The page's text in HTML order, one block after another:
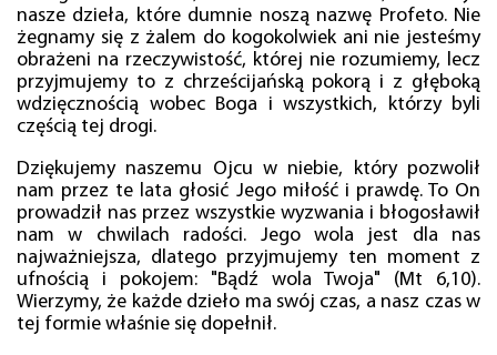
nasze dzieła, które dumnie noszą nazwę Profeto. Nie
żegnamy się z żalem do kogokolwiek ani nie jesteśmy
obrażeni na rzeczywistość, której nie rozumiemy, lecz
przyjmujemy to z chrześcijańską pokorą i z głęboką
wdzięcznością wobec Boga i wszystkich, którzy byli
częścią tej drogi.
Dziękujemy naszemu Ojcu w niebie, który pozwolił
nam przez te lata głosić Jego miłość i prawdę. To On
prowadził nas przez wszystkie wyzwania i błogosławił
nam w chwilach radości. Jego wola jest dla nas
najważniejsza, dlatego przyjmujemy ten moment z
ufnością i pokojem: "Bądź wola Twoja" (Mt 6,10).
Wierzymy, że każde dzieło ma swój czas, a nasz czas w
tej formie właśnie się dopełnił.